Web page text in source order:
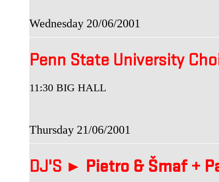
Wednesday 20/06/2001
Penn State University
11:30 BIG HALL
Thursday 21/06/2001
DJ'S ► Pietro & Šmaf +